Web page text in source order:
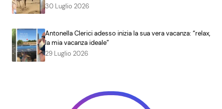
30 Luglio 2026
Antonella Clerici adesso inizia la sua vera vacanza: “relax,
la mia vacanza ideale”
29 Luglio 2026